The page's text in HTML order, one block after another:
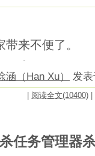
来不便了。
涵（Han Xu） 发
阅读全文(10400)
任务管理器